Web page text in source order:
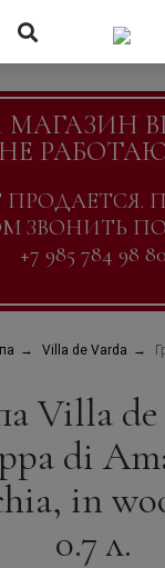
МАГАЗИН
НЕ
ЗВОНИТЬ
+7 985 784 98 80
Villa de Varda
Villa
di
in
0.7 л.